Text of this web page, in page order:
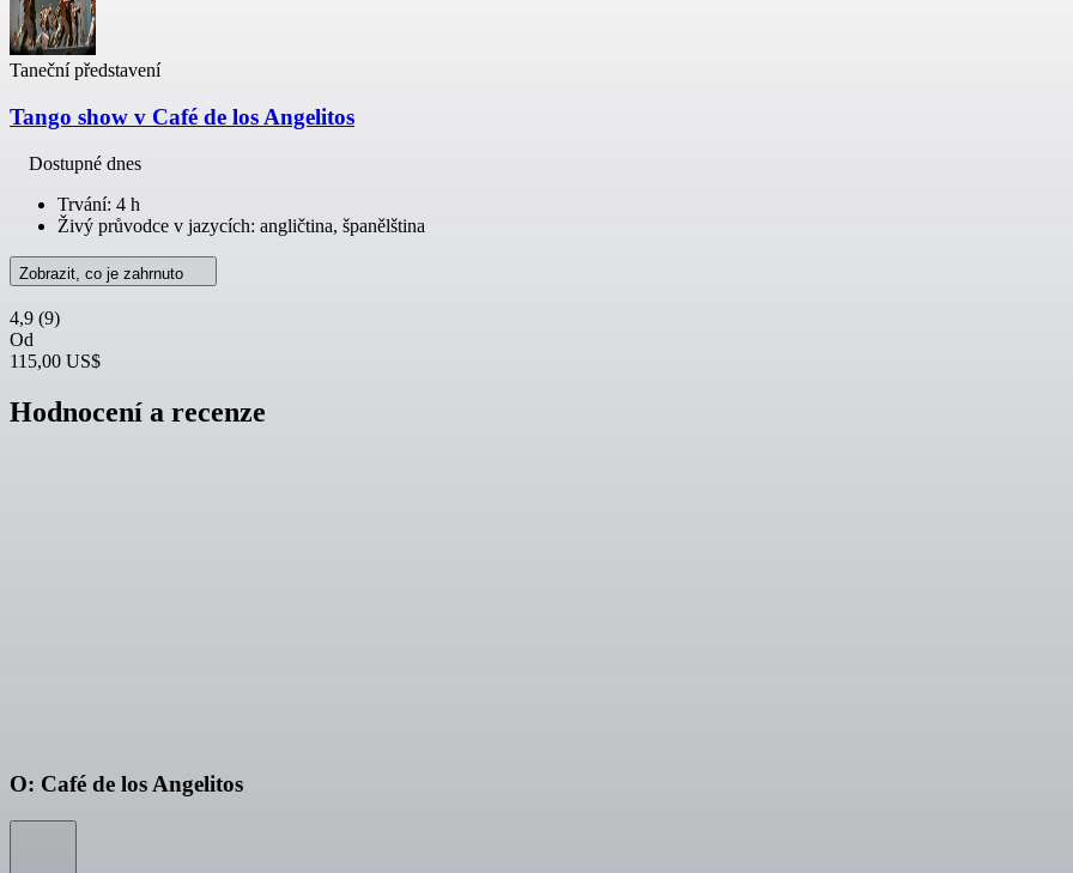
Taneční představení
Tango show v Café de los Angelitos
Dostupné dnes
Trvání: 4 h
Živý průvodce v jazycích: angličtina, španělština
Zobrazit, co je zahrnuto
4,9 (9)
Od
115,00 US$
Hodnocení a recenze
O: Café de los Angelitos